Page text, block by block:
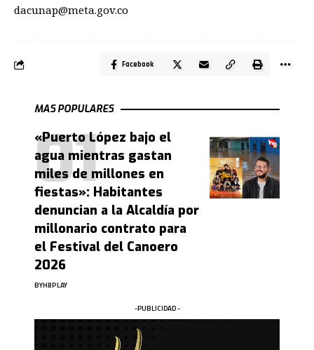
dacunap@meta.gov.co
Facebook
MAS POPULARES
«Puerto López bajo el
agua mientras gastan
miles de millones en
fiestas»: Habitantes
denuncian a la Alcaldía por
millonario contrato para
el Festival del Canoero
2026
BYHBPLAY
-PUBLICIDAD -